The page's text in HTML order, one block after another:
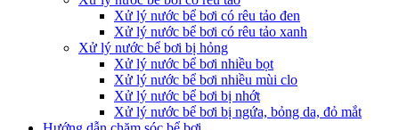
Xử lý nước bể bơi có rêu tảo đen
Xử lý nước bể bơi có rêu tảo xanh
Xử lý nước bể bơi bị hỏng
Xử lý nước bể bơi nhiều bọt
Xử lý nước bể bơi nhiều mùi clo
Xử lý nước bể bơi bị nhớt
Xử lý nước bể bơi bị ngứa, bỏng da, đỏ mắt